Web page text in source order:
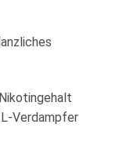
Verdampfer